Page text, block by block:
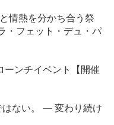
情熱を分かち合う祭
フェット・デュ・パ
ーンチイベント【開催
はない。 ― 変わり続け